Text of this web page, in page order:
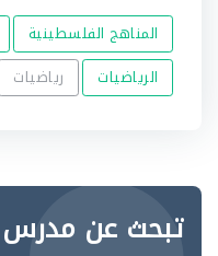
المناهج الفلسطينية
الرياضيات
رياضيات
تبحث عن مدرس